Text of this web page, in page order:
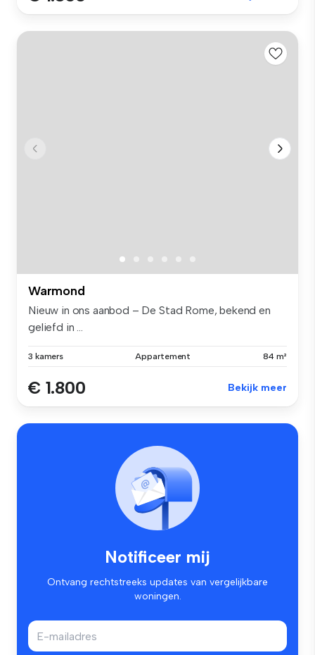
Warmond
Nieuw in ons aanbod – De Stad Rome, bekend en
geliefd in ...
3 kamers Appartement 84 m²
€ 1.800 Bekijk meer
Notificeer mij
Ontvang rechtstreeks updates van vergelijkbare
woningen.